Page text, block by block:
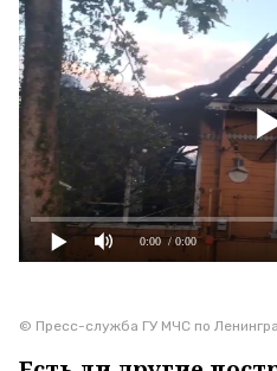
0:00 / 0:00
© Пресс-служба ГУ МЧС по